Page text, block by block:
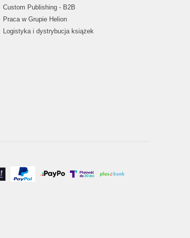
Custom Publishing - B2B
Praca w Grupie Helion
Logistyka i dystrybucja książek